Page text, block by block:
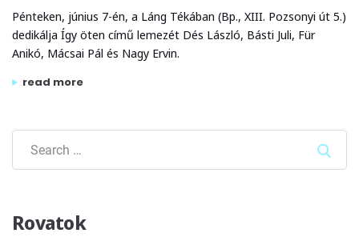
Pénteken, június 7-én, a Láng Tékában (Bp., XIII. Pozsonyi út 5.)
dedikálja Így öten című lemezét Dés László, Básti Juli, Für
Anikó, Mácsai Pál és Nagy Ervin.
read more
„június 7-én dés és ők négyen dedikálnak!”
Rovatok